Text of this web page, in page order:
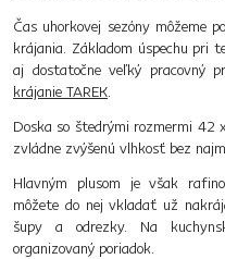
Čas uhorkovej sezóny môžeme
krájania. Základom úspechu pri
aj dostatočne veľký pracovný
krájanie TAREK.
Doska so štedrými rozmermi 42
zvládne zvýšenú vlhkosť bez
Hlavným plusom je však
môžete do nej vkladať už
šupy a odrezky. Na
organizovaný poriadok.